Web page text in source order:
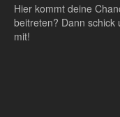
Hier kommt deine
beitreten? Dann schick
mit!